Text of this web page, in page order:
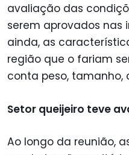
avaliação das
serem aprovados nas
ainda, as
região que o fariam
conta peso, tamanho,
Setor queijeiro teve
Ao longo da reunião,